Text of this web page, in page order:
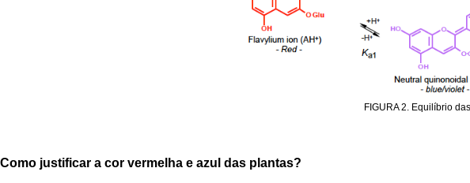
FIGURA 2. Equilíbrio
Como justificar a cor vermelha e azul das plantas?